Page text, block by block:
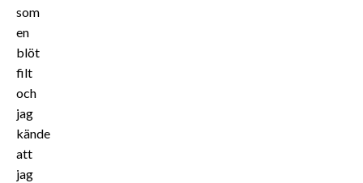
som
en
blöt
filt
och
jag
kände
att
jag